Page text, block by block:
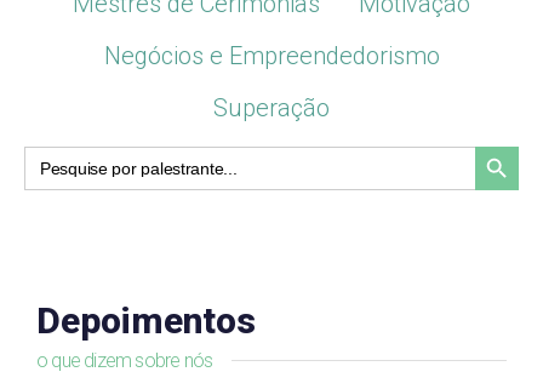
Negócios e Empreendedorismo
Superação
Search
for:
Search Button
o que dizem sobre nós
Depoimentos